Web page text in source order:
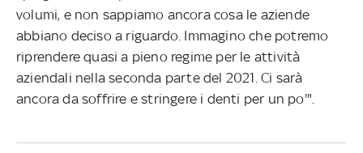
volumi, e non sappiamo ancora cosa le aziende
abbiano deciso a riguardo. Immagino che potremo
riprendere quasi a pieno regime per le attività
aziendali nella seconda parte del 2021. Ci sarà
ancora da soffrire e stringere i denti per un po'".